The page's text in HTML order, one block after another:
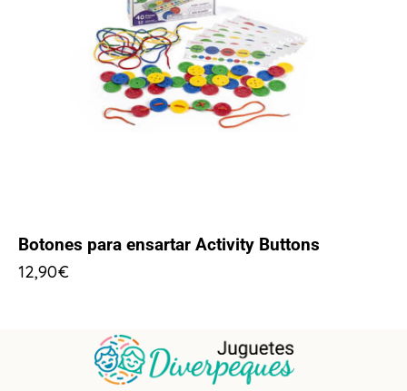
Botones para ensartar Activity Buttons
12,90€